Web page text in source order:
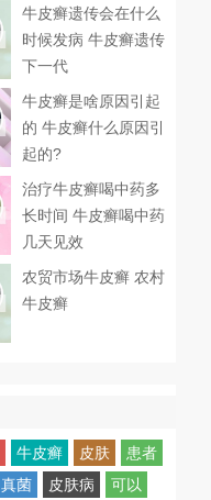
牛皮癣遗传会在什么
时候发病 牛皮癣遗传
下一代
牛皮癣是啥原因引起
的 牛皮癣什么原因引
起的?
治疗牛皮癣喝中药多
长时间 牛皮癣喝中药
几天见效
农贸市场牛皮癣 农村
牛皮癣
牛皮癣 皮肤
患者
真菌 皮肤病
可以